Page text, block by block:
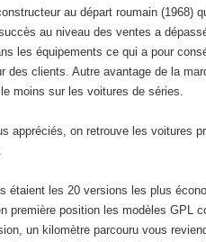
au départ roumain (1968)
au niveau des ventes a
les équipements ce qui a pour
des clients. Autre avantage de la
moins sur les voitures de séries.
appréciés, on retrouve les voitures
.
étaient les 20 versions les plus
première position les modèles GPL
un kilomètre parcouru vous